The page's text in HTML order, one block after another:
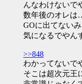
んなわけないで
数年後のオレは
GOに出てない
気になるでやん
>>848
わかってないで
そこは超次元王